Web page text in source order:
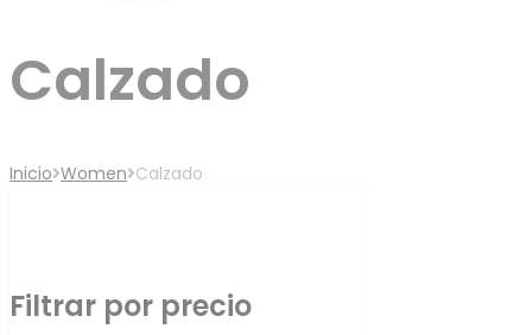
Calzado
Inicio Women Calzado
Filtrar por precio